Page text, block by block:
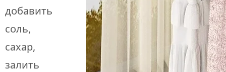
добавить
соль,
сахар,
залить